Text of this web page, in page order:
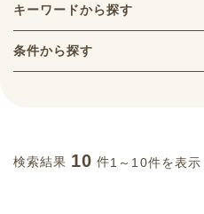
キーワードから探す
条件から探す
検索結果 10 件1～10件を表示